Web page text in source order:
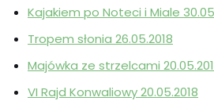
Kajakiem po Noteci i Miale
Tropem słonia 26.05.2018
Majówka ze strzelcami
VI Rajd Konwaliowy 20.05.2018